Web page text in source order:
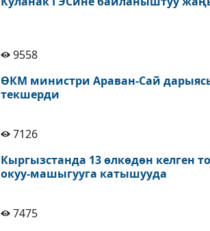
9558
ӨКМ министри Араван-Сай
текшерди
7126
Кыргызстанда 13 өлкөдөн келген
окуу-машыгууга катышууда
7475